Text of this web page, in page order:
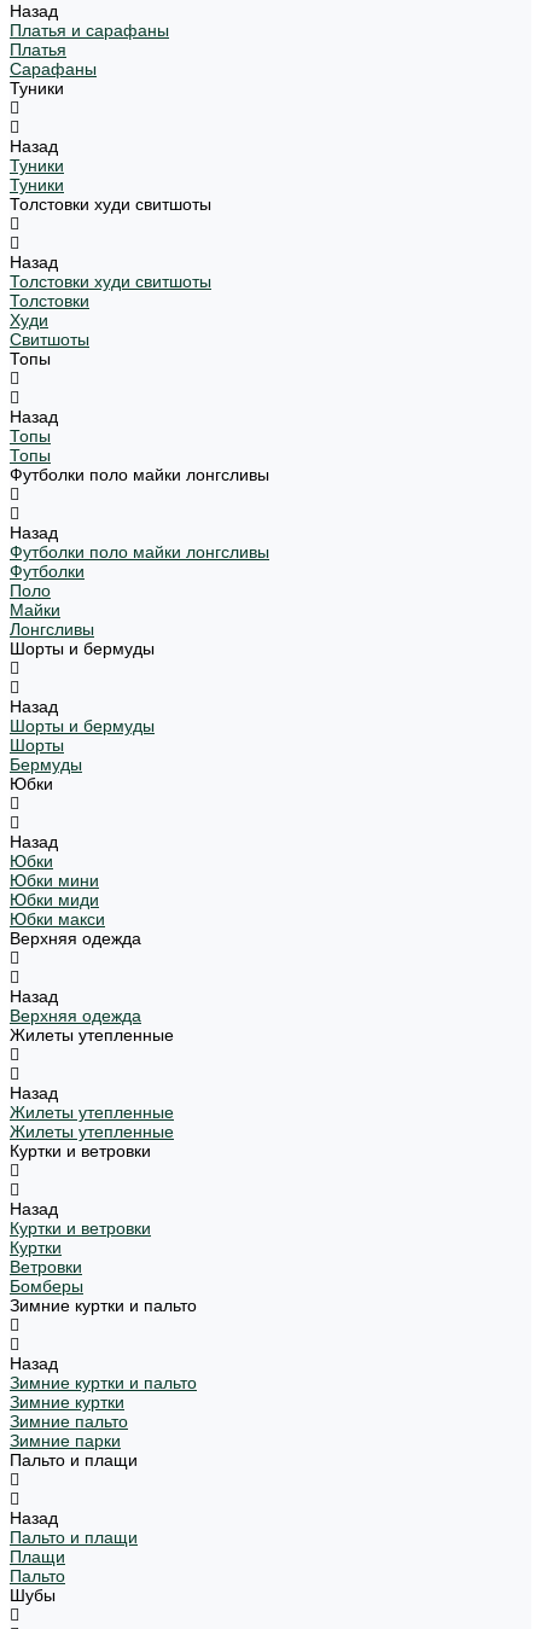
Назад
Платья и сарафаны
Платья
Сарафаны
Туники
Назад
Туники
Туники
Толстовки худи свитшоты
Назад
Толстовки худи свитшоты
Толстовки
Худи
Свитшоты
Топы
Назад
Топы
Топы
Футболки поло майки лонгсливы
Назад
Футболки поло майки лонгсливы
Футболки
Поло
Майки
Лонгсливы
Шорты и бермуды
Назад
Шорты и бермуды
Шорты
Бермуды
Юбки
Назад
Юбки
Юбки мини
Юбки миди
Юбки макси
Верхняя одежда
Назад
Верхняя одежда
Жилеты утепленные
Назад
Жилеты утепленные
Жилеты утепленные
Куртки и ветровки
Назад
Куртки и ветровки
Куртки
Ветровки
Бомберы
Зимние куртки и пальто
Назад
Зимние куртки и пальто
Зимние куртки
Зимние пальто
Зимние парки
Пальто и плащи
Назад
Пальто и плащи
Плащи
Пальто
Шубы